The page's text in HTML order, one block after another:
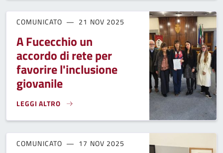
COMUNICATO 21 NOV 2025
A Fucecchio un
accordo di rete per
favorire l'inclusione
giovanile
LEGGI ALTRO
A FUCECCHIO UN ACCORDO DI RETE PER FAVORIRE
COMUNICATO 17 NOV 2025